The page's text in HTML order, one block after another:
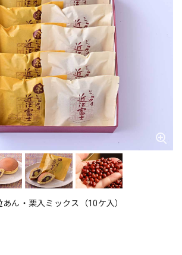
ん・栗入ミックス（10ケ入）